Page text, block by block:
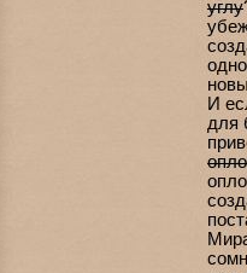
углу
И
для